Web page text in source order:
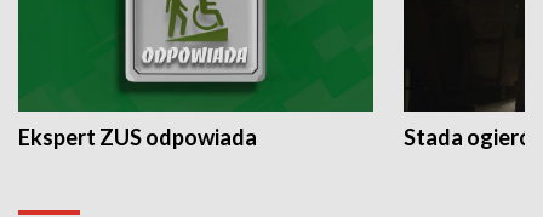
Ekspert ZUS odpowiada Stada